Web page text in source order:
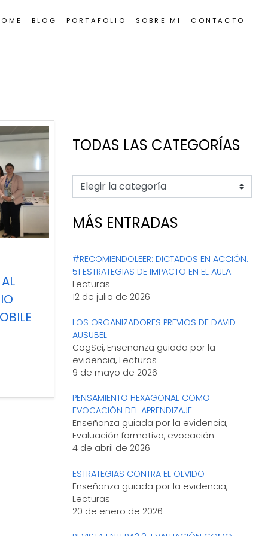
BLOG PORTAFOLIO SOBRE MI CONTACTO
y
mi
TODAS LAS CATEGORÍAS
MÁS ENTRADAS
#RECOMIENDOLEER: DICTADOS EN ACCIÓN.
51 ESTRATEGIAS DE IMPACTO EN EL AULA.
Lecturas
12 de julio de 2026
LOS ORGANIZADORES PREVIOS DE DAVID
AUSUBEL
CogSci, Enseñanza guiada por la
evidencia, Lecturas
9 de mayo de 2026
PENSAMIENTO HEXAGONAL COMO
EVOCACIÓN DEL APRENDIZAJE
Enseñanza guiada por la evidencia,
Evaluación formativa, evocación
4 de abril de 2026
ESTRATEGIAS CONTRA EL OLVIDO
Enseñanza guiada por la evidencia,
Lecturas
20 de enero de 2026